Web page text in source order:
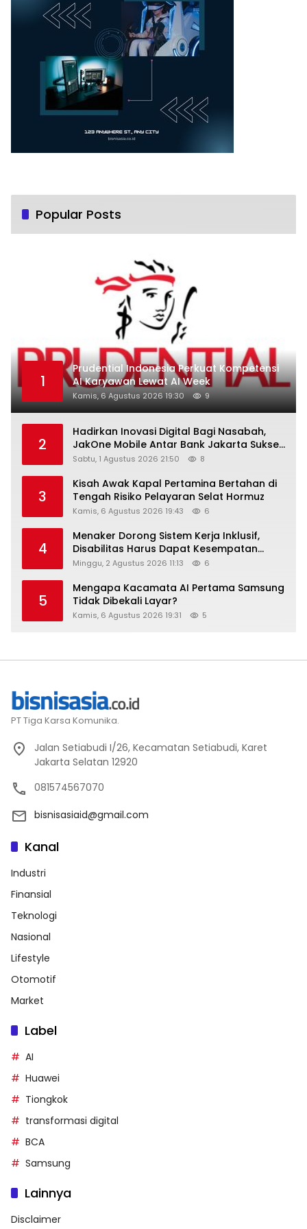
Popular Posts
1
Prudential Indonesia Perkuat Kompetensi
AI Karyawan Lewat AI Week
Kamis, 6 Agustus 2026 19:30 9
2
Hadirkan Inovasi Digital Bagi Nasabah,
JakOne Mobile Antar Bank Jakarta Sukses
Raih Digital Excellence Awards 2026
Sabtu, 1 Agustus 2026 21:50 8
3
Kisah Awak Kapal Pertamina Bertahan di
Tengah Risiko Pelayaran Selat Hormuz
Kamis, 6 Agustus 2026 19:43 6
4
Menaker Dorong Sistem Kerja Inklusif,
Disabilitas Harus Dapat Kesempatan
Setara
Minggu, 2 Agustus 2026 11:13 6
5
Mengapa Kacamata AI Pertama Samsung
Tidak Dibekali Layar?
Kamis, 6 Agustus 2026 19:31 5
PT Tiga Karsa Komunika.
Jalan Setiabudi I/26, Kecamatan Setiabudi, Karet
Jakarta Selatan 12920
081574567070
bisnisasiaid@gmail.com
Kanal
Industri
Finansial
Teknologi
Nasional
Lifestyle
Otomotif
Market
Label
AI
Huawei
Tiongkok
transformasi digital
BCA
Samsung
Lainnya
Disclaimer